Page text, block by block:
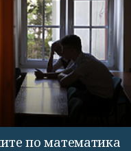
по математика